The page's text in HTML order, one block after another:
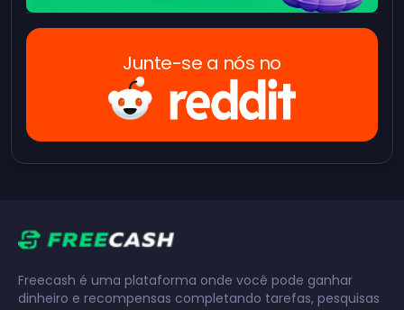
Junte-se a nós no
Freecash é uma plataforma onde você pode ganhar
dinheiro e recompensas completando tarefas, pesquisas